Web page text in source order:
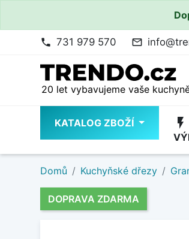
phone 731 979 570 mail_outline
20 let vybavujeme vaše
KATALOG ZBOŽÍ flash_on
Domů Kuchyňské dřezy
DOPRAVA ZDARMA